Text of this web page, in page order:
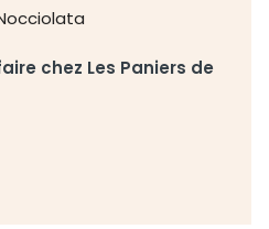
chez Les Paniers de